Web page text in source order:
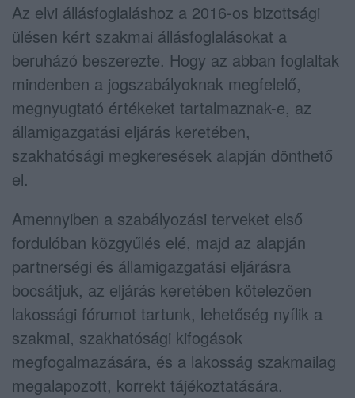
Az elvi állásfoglaláshoz a 2016-os bizottsági
ülésen kért szakmai állásfoglalásokat a
beruházó beszerezte. Hogy az abban foglaltak
mindenben a jogszabályoknak megfelelő,
megnyugtató értékeket tartalmaznak-e, az
államigazgatási eljárás keretében,
szakhatósági megkeresések alapján dönthető
el.
Amennyiben a szabályozási terveket első
fordulóban közgyűlés elé, majd az alapján
partnerségi és államigazgatási eljárásra
bocsátjuk, az eljárás keretében kötelezően
lakossági fórumot tartunk, lehetőség nyílik a
szakmai, szakhatósági kifogások
megfogalmazására, és a lakosság szakmailag
megalapozott, korrekt tájékoztatására.